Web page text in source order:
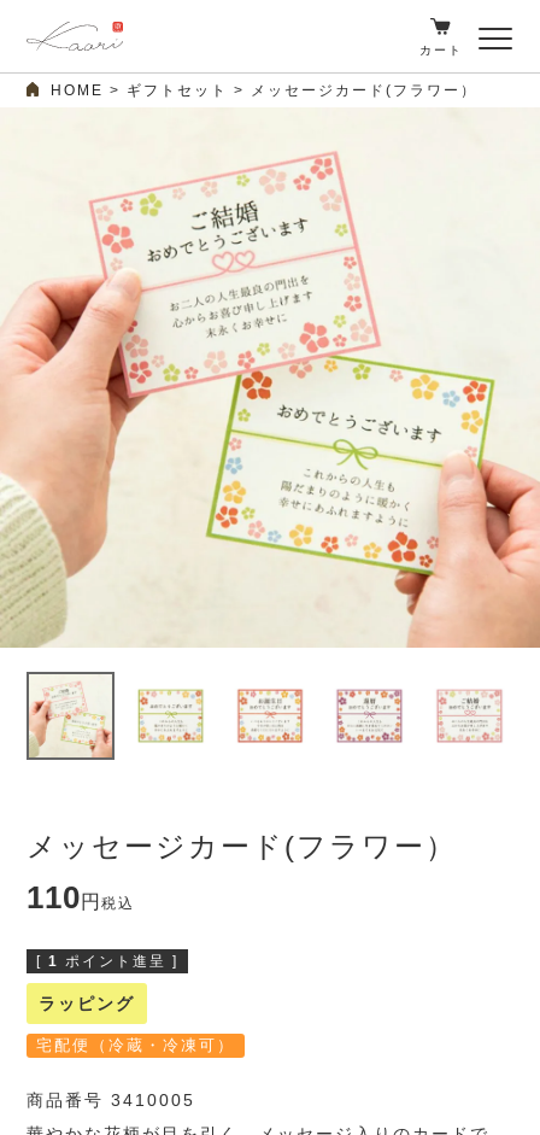
カート
HOME ギフトセット メッセージカード(フラワー）
メッセージカード(フラワー）
110 税込
[ 1 ポイント進呈 ]
ラッピング
宅配便（冷蔵・冷凍可）
商品番号 3410005